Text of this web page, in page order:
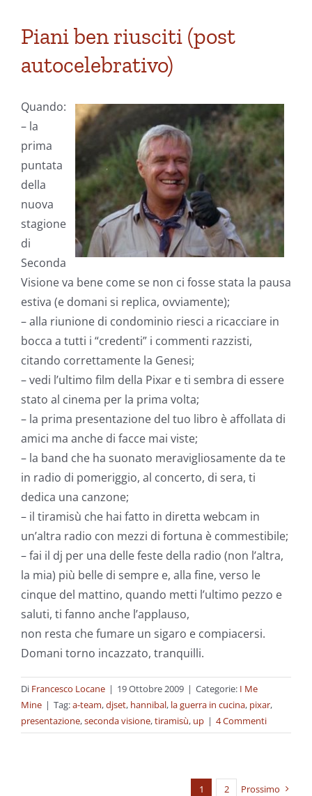
Piani ben riusciti (post
autocelebrativo)
Quando:
– la
prima
puntata
della
nuova
stagione
di
Seconda
Visione va bene come se non ci fosse stata la pausa
estiva (e domani si replica, ovviamente);
– alla riunione di condominio riesci a ricacciare in
bocca a tutti i “credenti” i commenti razzisti,
citando correttamente la Genesi;
– vedi l’ultimo film della Pixar e ti sembra di essere
stato al cinema per la prima volta;
– la prima presentazione del tuo libro è affollata di
amici ma anche di facce mai viste;
– la band che ha suonato meravigliosamente da te
in radio di pomeriggio, al concerto, di sera, ti
dedica una canzone;
– il tiramisù che hai fatto in diretta webcam in
un’altra radio con mezzi di fortuna è commestibile;
– fai il dj per una delle feste della radio (non l’altra,
la mia) più belle di sempre e, alla fine, verso le
cinque del mattino, quando metti l’ultimo pezzo e
saluti, ti fanno anche l’applauso,
non resta che fumare un sigaro e compiacersi.
Domani torno incazzato, tranquilli.
Di Francesco Locane | 19 Ottobre 2009 | Categorie: I Me
Mine | Tag:a-team,djset, hannibal, la guerra in cucina, pixar,
presentazione,seconda visione,tiramisù, up | 4 Commenti
1 2 Prossimo